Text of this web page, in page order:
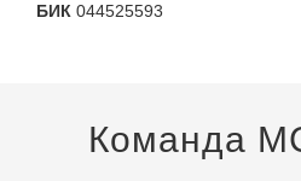
БИК 044525593
Команда